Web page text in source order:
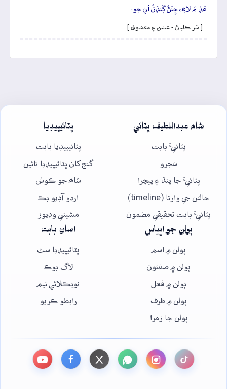
ھَڏِ مَ لاھِ، ڇِنَڻُ ڳَنڍَڻُ اُنِ جو.
[ سُر ڪلياڻ - عشق ۽ معشوق ]
شاھ عبداللطيف ڀٽائي
ڀٽائيءَ بابت
شجرو
ڀٽائيءَ جا پنڌ ۽ پيچرا
حالتن جي وارتا (timeline)
ڀٽائيءَ بابت تحقيقي مضمون
ڀٽائيپيڊيا
ڀٽائيپيڊيا بابت
گنج کان ڀٽائيپيڊيا تائين
شاھ جو ڪوش
اردو آڊيو بڪ
مشيني وڊيوز
ٻولن جو اڀياس
ٻولن ۾ اسم
ٻولن ۾ صفتون
ٻولن ۾ فعل
ٻولن ۾ ظرف
ٻولن جا زمرا
اسان بابت
ڀٽائيپيڊيا سٿ
لاگ بوڪ
نويڪلائي نيم
رابطو ڪريو